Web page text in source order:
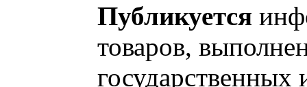
Публикуется
товаров,